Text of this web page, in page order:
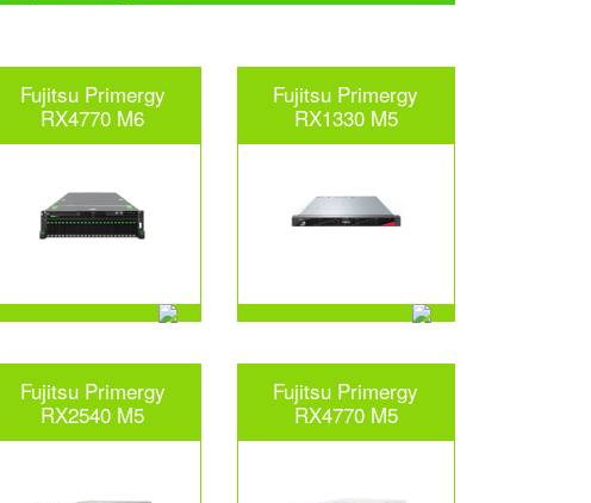
Fujitsu Primergy
RX4770 M6
Fujitsu Primergy
RX1330 M5
Fujitsu Primergy
RX2540 M5
Fujitsu Primergy
RX4770 M5